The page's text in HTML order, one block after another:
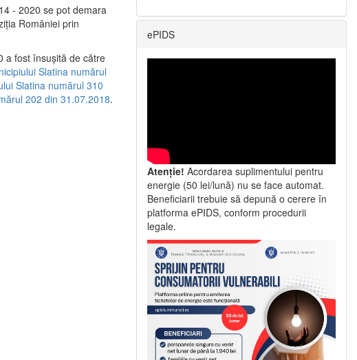
- 2020 se pot demara
României prin
a fost însuşită de către
Slatina numărul
Slatina numărul 310
202 din 31.07.2018.
ePIDS
Atenție! Acordarea suplimentului pentru
energie (50 lei/lună) nu se face automat.
Beneficiarii trebuie să depună o cerere în
platforma ePIDS, conform procedurii
legale.